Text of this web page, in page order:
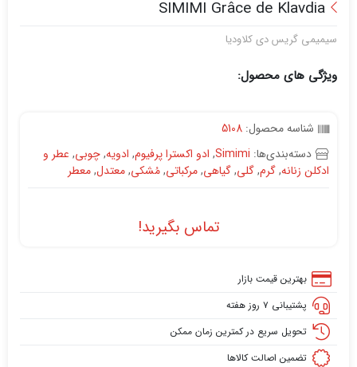
SIMIMI Grâce de Klavdia
سیمیمی گریس دی کلاودیا
ویژگی های محصول:
شناسه محصول: 5108
دسته‌بندی‌ها: Simimi
, ادو اکسترا پرفیوم, ادویه,چوبی, عطر و
ادکلن زنانه,گرم,گلی,گیاهی,مرکباتی,مُشکی,معتدل,معطر
تماس بگیرید!
بهترین قیمت بازار
پشتیبانی ۷ روز هفته
تحویل سریع در کمترین زمان ممکن
تضمین اصالت کالاها